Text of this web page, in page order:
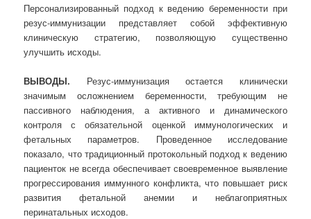
Персонализированный подход к ведению беременности при
резус-иммунизации представляет собой эффективную
клиническую стратегию, позволяющую существенно
улучшить исходы.
ВЫВОДЫ. Резус-иммунизация остается клинически
значимым осложнением беременности, требующим не
пассивного наблюдения, а активного и динамического
контроля с обязательной оценкой иммунологических и
фетальных параметров. Проведенное исследование
показало, что традиционный протокольный подход к ведению
пациенток не всегда обеспечивает своевременное выявление
прогрессирования иммунного конфликта, что повышает риск
развития фетальной анемии и неблагоприятных
перинатальных исходов.